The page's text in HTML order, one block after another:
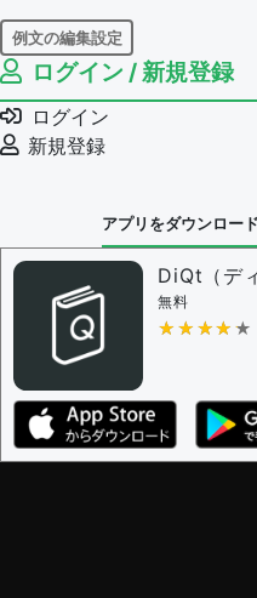
例文の編集設定
例文の編集権限を持
例文の編集を審査
例文の削除を審査す
審査に対する投票権
問題の編集権限を
審査に対する投票権
ザー
決定に必要な投票
編集ガイドライン
ログイン / 新規登録
ログイン
新規登録
アプリをダウンロー
DiQt（デ
無料
★★★★★
★★★★★